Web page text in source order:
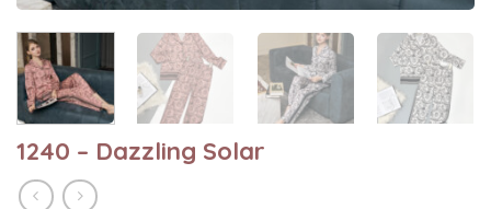
1240 – Dazzling Solar